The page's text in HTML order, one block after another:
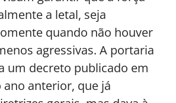
a letal, seja
quando não houver
agressivas. A portaria
um decreto publicado em
anterior, que já